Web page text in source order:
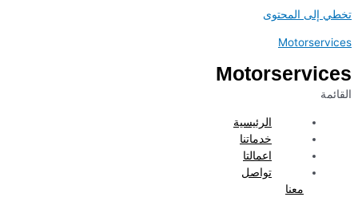
تخطي إلى المحتوى
Motorservices
Motorservices
القائمة
الرئيسية
خدماتنا
اعمالتا
تواصل
معنا